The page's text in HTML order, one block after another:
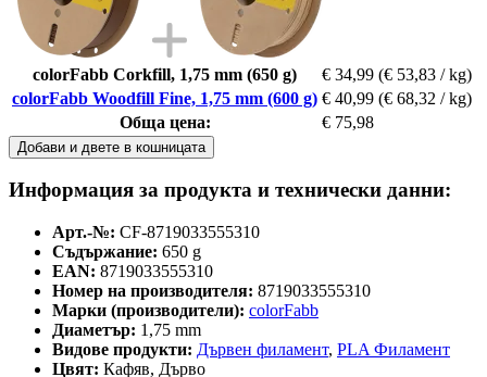
colorFabb Corkfill, 1,75 mm (650 g) € 34,99 (€ 53,83 / kg)
colorFabb Woodfill Fine, 1,75 mm (600 g) € 40,99 (€ 68,32 / kg)
Обща цена:
€ 75,98
Добави и двете в кошницата
Информация за продукта и технически данни:
Арт.-№: CF-8719033555310
Съдържание: 650 g
EAN: 8719033555310
Номер на производителя: 8719033555310
Марки (производители): colorFabb
Диаметър: 1,75 mm
Видове продукти: Дървен филамент, PLA Филамент
Цвят: Кафяв, Дърво